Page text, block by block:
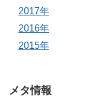
2017年
2016年
2015年
メタ情報